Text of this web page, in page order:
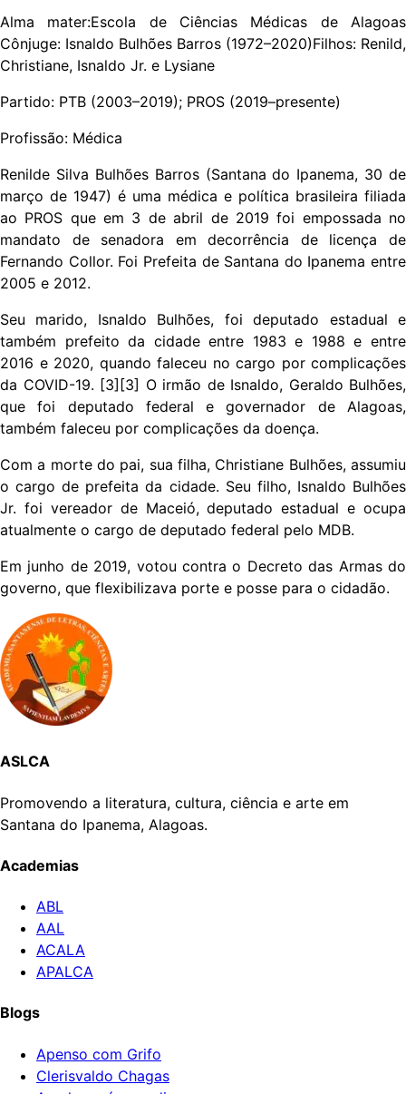
Alma mater:Escola de Ciências Médicas de Alagoas
Cônjuge: Isnaldo Bulhões Barros (1972–2020)Filhos: Renild,
Christiane, Isnaldo Jr. e Lysiane
Partido: PTB (2003–2019); PROS (2019–presente)
Profissão: Médica
Renilde Silva Bulhões Barros (Santana do Ipanema, 30 de
março de 1947) é uma médica e política brasileira filiada
ao PROS que em 3 de abril de 2019 foi empossada no
mandato de senadora em decorrência de licença de
Fernando Collor. Foi Prefeita de Santana do Ipanema entre
2005 e 2012.
Seu marido, Isnaldo Bulhões, foi deputado estadual e
também prefeito da cidade entre 1983 e 1988 e entre
2016 e 2020, quando faleceu no cargo por complicações
da COVID-19. [3][3] O irmão de Isnaldo, Geraldo Bulhões,
que foi deputado federal e governador de Alagoas,
também faleceu por complicações da doença.
Com a morte do pai, sua filha, Christiane Bulhões, assumiu
o cargo de prefeita da cidade. Seu filho, Isnaldo Bulhões
Jr. foi vereador de Maceió, deputado estadual e ocupa
atualmente o cargo de deputado federal pelo MDB.
Em junho de 2019, votou contra o Decreto das Armas do
governo, que flexibilizava porte e posse para o cidadão.
ASLCA
Promovendo a literatura, cultura, ciência e arte em
Santana do Ipanema, Alagoas.
Academias
ABL
AAL
ACALA
APALCA
Blogs
Apenso com Grifo
Clerisvaldo Chagas